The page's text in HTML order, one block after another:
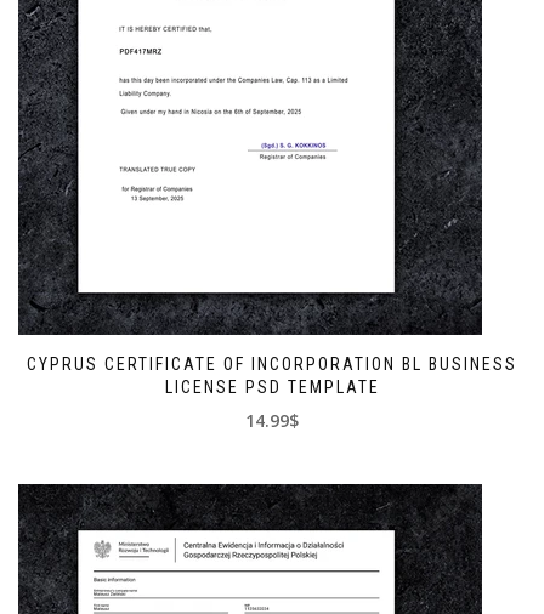
CYPRUS CERTIFICATE OF INCORPORATION BL BUSINESS
LICENSE PSD TEMPLATE
14.99$